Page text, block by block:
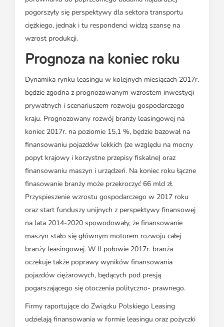
pogorszyły się perspektywy dla sektora transportu
ciężkiego, jednak i tu respondenci widzą szansę na
wzrost produkcji.
Prognoza na koniec roku
Dynamika rynku leasingu w kolejnych miesiącach 2017r.
będzie zgodna z prognozowanym wzrostem inwestycji
prywatnych i scenariuszem rozwoju gospodarczego
kraju. Prognozowany rozwój branży leasingowej na
koniec 2017r. na poziomie 15,1 %, będzie bazował na
finansowaniu pojazdów lekkich (ze względu na mocny
popyt krajowy i korzystne przepisy fiskalne) oraz
finansowaniu maszyn i urządzeń. Na koniec roku łączne
finasowanie branży może przekroczyć 66 mld zł.
Przyspieszenie wzrostu gospodarczego w 2017 roku
oraz start funduszy unijnych z perspektywy finansowej
na lata 2014-2020 spowodowały, że finansowanie
maszyn stało się głównym motorem rozwoju całej
branży leasingowej. W II połowie 2017r. branża
oczekuje także poprawy wyników finansowania
pojazdów ciężarowych, będących pod presją
pogarszającego się otoczenia polityczno- prawnego.
Firmy raportujące do Związku Polskiego Leasing
udzielają finansowania w formie leasingu oraz pożyczki